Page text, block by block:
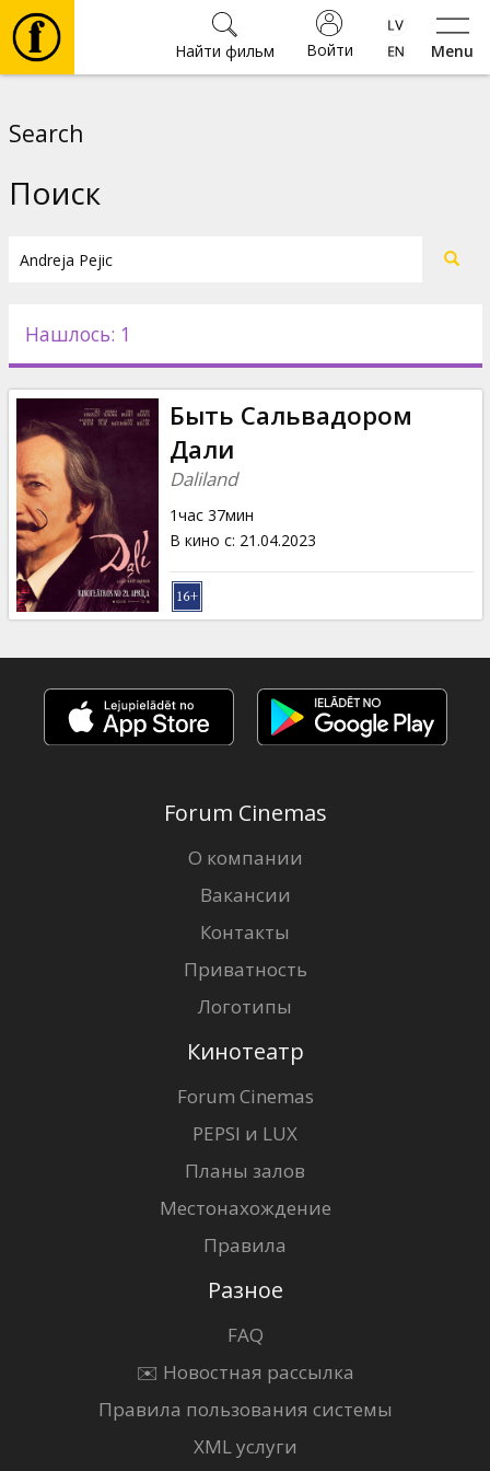
Menu
Войти
Найти фильм
Новости
Подарки
Кинозакуски
B2B
Клуб
Search
Поиск
Нашлось: 1
Быть Сальвадором
Дали
Daliland
1час 37мин
В кино с: 21.04.2023
Forum Cinemas
О компании
Вакансии
Контакты
Приватность
Логотипы
Кинотеатр
Forum Cinemas
PEPSI и LUX
Планы залов
Местонахождение
Правила
Разное
FAQ
✉️ Новостная рассылка
Правила пользования системы
XML услуги